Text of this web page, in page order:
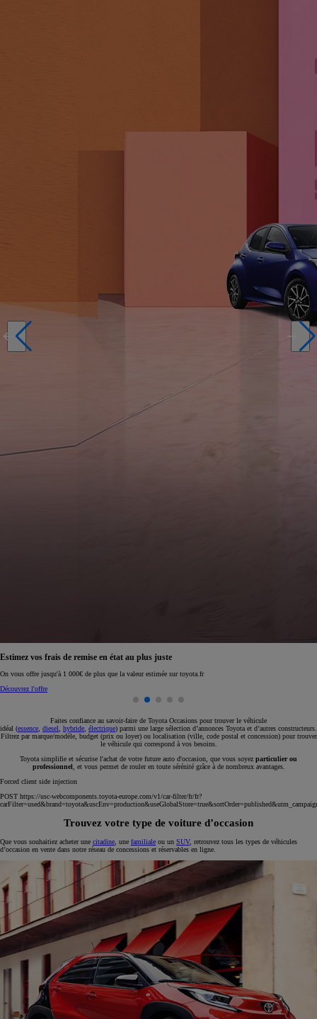
Estimez vos frais de remise en état au plus juste
On vous offre jusqu'à 1 000€ de plus que la valeur estimée sur toyota.fr
Découvrez l'offre
Faites confiance au savoir-faire de Toyota Occasions pour trouver le véhicule
idéal (essence, diesel, hybride, électrique) parmi une large sélection d’annonces Toyota et d’autres constructeurs.
Filtrez par marque/modèle, budget (prix ou loyer) ou localisation (ville, code postal et concession) pour trouver
le véhicule qui correspond à vos besoins.
Toyota simplifie et sécurise l'achat de votre future auto d'occasion, que vous soyez particulier ou
professionnel, et vous permet de rouler en toute sérénité grâce à de nombreux avantages.
Forced client side injection
POST https://usc-webcomponents.toyota-europe.com/v1/car-filter/fr/fr?
Trouvez votre type de voiture d’occasion
Que vous souhaitiez acheter une citadine, une familiale ou un SUV, retrouvez tous les types de véhicules
d’occasion en vente dans notre réseau de concessions et réservables en ligne.